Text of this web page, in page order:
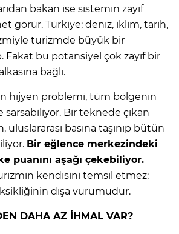
bakan ise sistemin zayıf
görür. Türkiye; deniz, iklim, tarih,
turizmde büyük bir
Fakat bu potansiyel çok zayıf bir
bağlı.
hijyen problemi, tüm bölgenin
sarsabiliyor. Bir teknede çıkan
uluslararası basına taşınıp bütün
Bir eğlence merkezindeki
puanını aşağı çekebiliyor.
kendisini temsil etmez;
dışa vurumudur.
DAHA AZ İHMAL VAR?